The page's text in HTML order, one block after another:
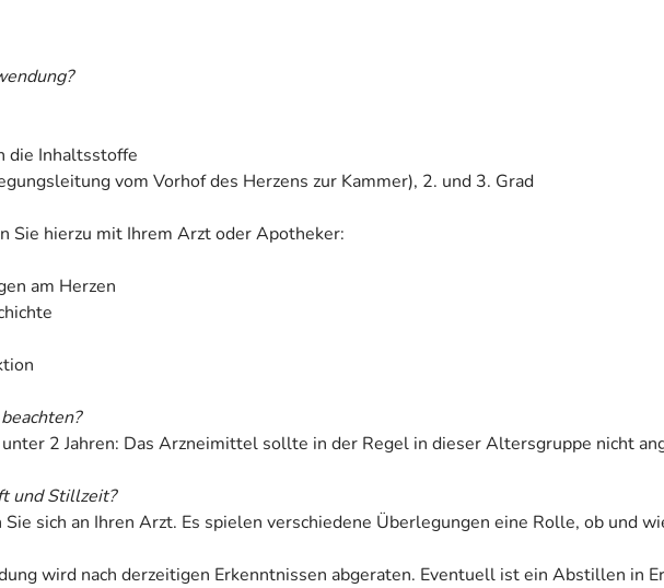
die Inhaltsstoffe
vom Vorhof des Herzens zur Kammer), 2. und 3. Grad
Sie hierzu mit Ihrem Arzt oder Apotheker:
am Herzen
2 Jahren: Das Arzneimittel sollte in der Regel in dieser Altersgruppe nicht
und Stillzeit?
sich an Ihren Arzt. Es spielen verschiedene Überlegungen eine Rolle, ob und
wird nach derzeitigen Erkenntnissen abgeraten. Eventuell ist ein Abstillen in